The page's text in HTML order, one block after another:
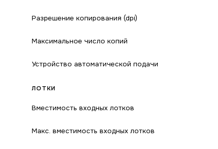
Разрешение копирования (dpi)
Максимальное число копий
Устройство автоматической подачи
ЛОТКИ
Вместимость входных лотков
Макс. вместимость входных лотков